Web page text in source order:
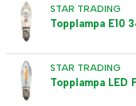
STAR TRADING
Topplampa E10
STAR TRADING
Topplampa LED